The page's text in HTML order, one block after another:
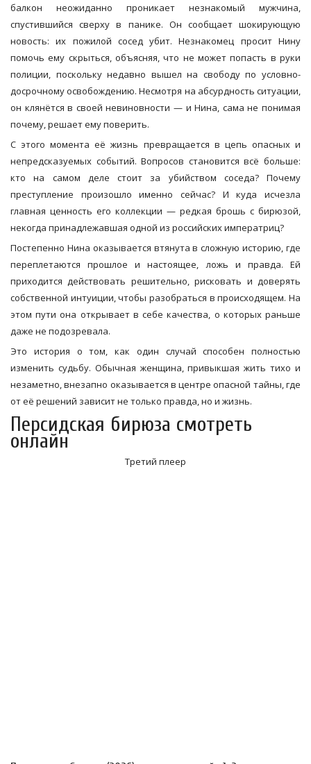
балкон неожиданно проникает незнакомый мужчина,
спустившийся сверху в панике. Он сообщает шокирующую
новость: их пожилой сосед убит. Незнакомец просит Нину
помочь ему скрыться, объясняя, что не может попасть в руки
полиции, поскольку недавно вышел на свободу по условно-
досрочному освобождению. Несмотря на абсурдность ситуации,
он клянётся в своей невиновности — и Нина, сама не понимая
почему, решает ему поверить.
С этого момента её жизнь превращается в цепь опасных и
непредсказуемых событий. Вопросов становится всё больше:
кто на самом деле стоит за убийством соседа? Почему
преступление произошло именно сейчас? И куда исчезла
главная ценность его коллекции — редкая брошь с бирюзой,
некогда принадлежавшая одной из российских императриц?
Постепенно Нина оказывается втянута в сложную историю, где
переплетаются прошлое и настоящее, ложь и правда. Ей
приходится действовать решительно, рисковать и доверять
собственной интуиции, чтобы разобраться в происходящем. На
этом пути она открывает в себе качества, о которых раньше
даже не подозревала.
Это история о том, как один случай способен полностью
изменить судьбу. Обычная женщина, привыкшая жить тихо и
незаметно, внезапно оказывается в центре опасной тайны, где
от её решений зависит не только правда, но и жизнь.
Персидская бирюза смотреть
онлайн
Третий плеер